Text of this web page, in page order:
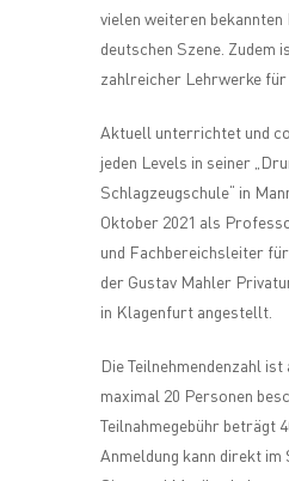
vielen weiteren
deutschen Szene. Zudem
zahlreicher Lehrwerke für
Aktuell unterrichtet und
jeden Levels in seiner
Schlagzeugschule“ in
Oktober 2021 als
und Fachbereichsleiter
der Gustav Mahler
in Klagenfurt angestellt.
Die Teilnehmendenzahl ist
maximal 20 Personen
Teilnahmegebühr beträgt
Anmeldung kann direkt